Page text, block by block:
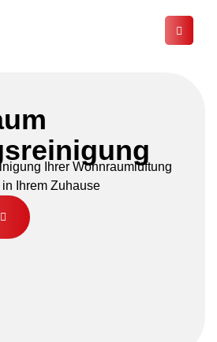
Ihrer Wohnraumlüftung
Ihrem Zuhause